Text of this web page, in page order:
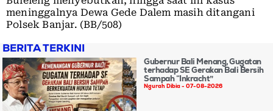
meninggalnya Dewa Gede Dalem masih ditangani
Polsek Banjar. (BB/508)
BERITA TERKINI
Gubernur Bali Menang, Gugatan
terhadap SE Gerakan Bali Bersih
Sampah “Inkracht”
Ngurah Dibia 07-08-2026